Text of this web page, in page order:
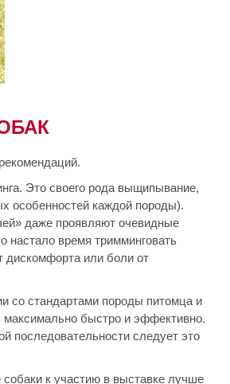
Это своего рода выщипывание,
особенностей каждой породы).
даже проявляют очевидные
настало время тримминговать
дискомфорта или боли от
со стандартами породы питомца и
быстро и эффективно.
последовательности следует это
собаки к участию в выставке лучше